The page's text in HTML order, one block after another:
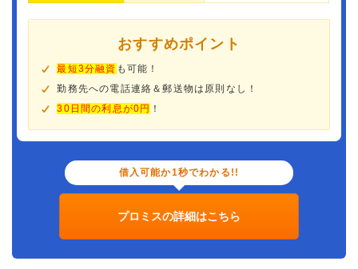
おすすめポイント
最短3分融資 も可能！
勤務先への電話連絡＆郵送物は原則なし！
30日間の利息が0円 ！
借入可能か1秒でわかる!!
プロミスの詳細はこちら